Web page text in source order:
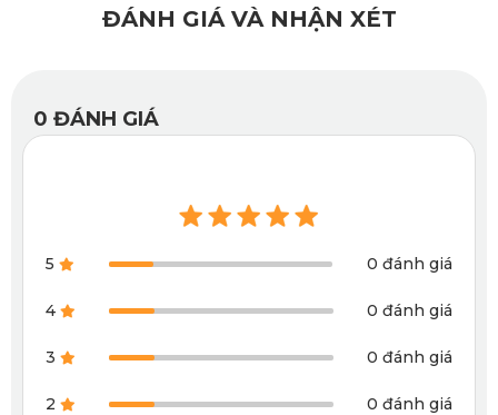
Thảm lót sàn ô tô Volkswagen Tiguan ghế hàng 2
Xem thêm >>>Thảm lót sàn ô tô Volkswagen Viloran
ĐÁNH GIÁ VÀ NHẬN XÉT
0 ĐÁNH GIÁ
5 0 đánh giá
4 0 đánh giá
3 0 đánh giá
2 0 đánh giá